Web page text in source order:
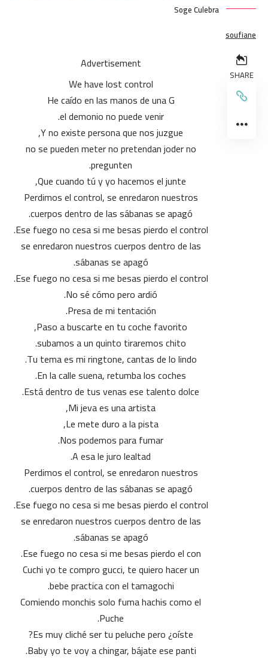
Soge Culebra
soufiane
SHARE
Advertisement
We have lost control
He caído en las manos de una G
el demonio no puede venir.
Y no existe persona que nos juzgue,
no se pueden meter no pretendan joder no
pregunten.
Que cuando tú y yo hacemos el junte,
Perdimos el control, se enredaron nuestros
cuerpos dentro de las sábanas se apagó.
Ese fuego no cesa si me besas pierdo el control.
se enredaron nuestros cuerpos dentro de las
sábanas se apagó.
Ese fuego no cesa si me besas pierdo el control.
No sé cómo pero ardió.
Presa de mi tentación.
Paso a buscarte en tu coche favorito,
subamos a un quinto tiraremos chito.
Tu tema es mi ringtone, cantas de lo lindo.
En la calle suena, retumba los coches.
Está dentro de tus venas ese talento dolce.
Mi jeva es una artista,
Le mete duro a la pista,
Nos podemos para fumar.
A esa le juro lealtad.
Perdimos el control, se enredaron nuestros
cuerpos dentro de las sábanas se apagó.
Ese fuego no cesa si me besas pierdo el control.
se enredaron nuestros cuerpos dentro de las
sábanas se apagó.
Ese fuego no cesa si me besas pierdo el con.
Cuchi yo te compro gucci, te quiero hacer un
bebe practica con el tamagochi.
Comiendo monchis solo fuma hachis como el
Puche.
Es muy cliché ser tu peluche pero ¿oíste?
Baby yo te voy a chingar, bájate ese panti.